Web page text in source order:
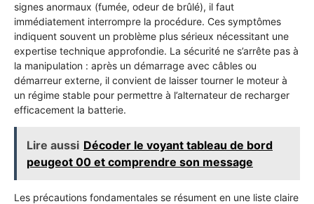
signes anormaux (fumée, odeur de brûlé), il faut
immédiatement interrompre la procédure. Ces symptômes
indiquent souvent un problème plus sérieux nécessitant une
expertise technique approfondie. La sécurité ne s’arrête pas à
la manipulation : après un démarrage avec câbles ou
démarreur externe, il convient de laisser tourner le moteur à
un régime stable pour permettre à l’alternateur de recharger
efficacement la batterie.
Lire aussi Décoder le voyant tableau de bord
peugeot 00 et comprendre son message
Les précautions fondamentales se résument en une liste claire